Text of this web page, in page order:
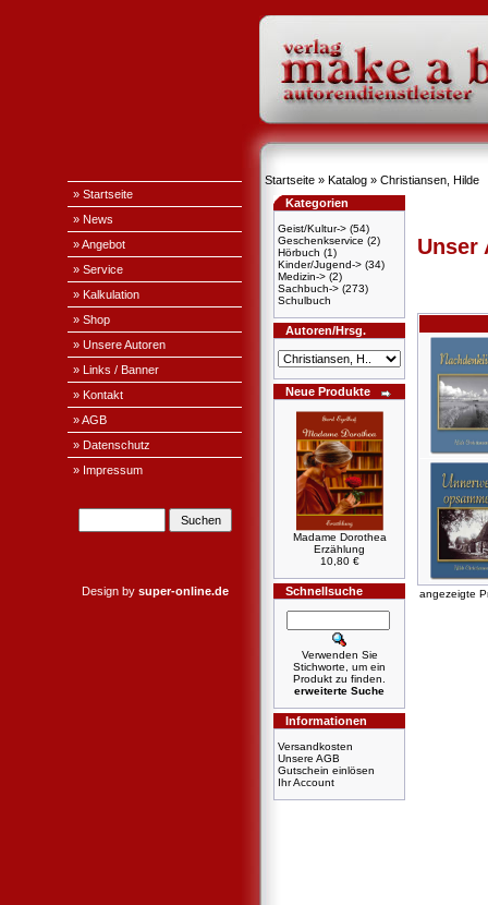
» Startseite
» News
» Angebot
» Service
» Kalkulation
» Shop
» Unsere Autoren
» Links / Banner
» Kontakt
» AGB
» Datenschutz
» Impressum
Design by super-online.de
Startseite » Katalog » Christiansen, Hilde
Kategorien
Geist/Kultur-> (54)
Geschenkservice (2)
Hörbuch (1)
Kinder/Jugend-> (34)
Medizin-> (2)
Sachbuch-> (273)
Schulbuch
Autoren/Hrsg.
Neue Produkte
Madame Dorothea
Erzählung
10,80 €
Schnellsuche
Verwenden Sie
Stichworte, um ein
Produkt zu finden.
erweiterte Suche
Informationen
Versandkosten
Unsere AGB
Gutschein einlösen
Ihr Account
Unser
angezeigte